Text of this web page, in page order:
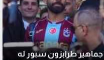
طرابزون سبور له